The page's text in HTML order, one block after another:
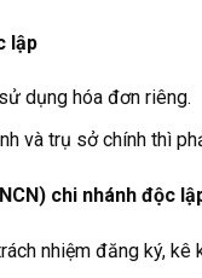
lập
dụng hóa đơn riêng.
và trụ sở chính thì
chi nhánh độc
nhiệm đăng ký, kê